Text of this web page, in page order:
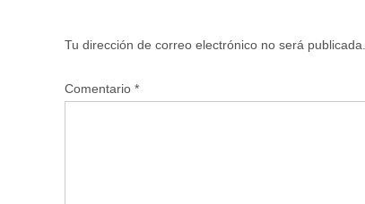
Tu dirección de correo electrónico no será publicada.
Comentario *